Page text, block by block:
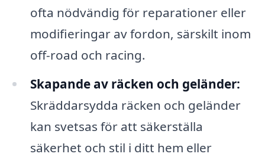
ofta nödvändig för reparationer eller
modifieringar av fordon, särskilt inom
off-road och racing.
Skapande av räcken och geländer:
Skräddarsydda räcken och geländer
kan svetsas för att säkerställa
säkerhet och stil i ditt hem eller